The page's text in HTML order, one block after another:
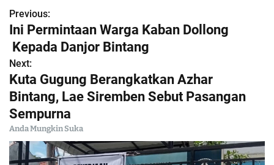
N
a
v
i
g
a
Previous:
Ini Permintaan Warga Kaban Dollong
Kepada Danjor Bintang
Next:
Kuta Gugung Berangkatkan Azhar
Bintang, Lae Siremben Sebut Pasangan
Sempurna
Anda Mungkin Suka